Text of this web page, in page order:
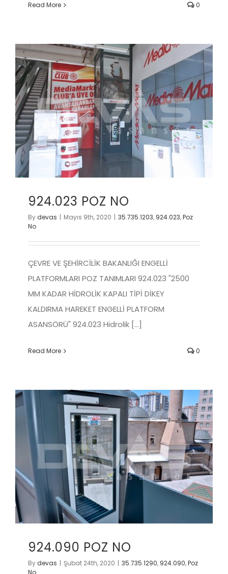
Read More 0
924.023 POZ NO
Bydevas | Mayıs 9th, 2020 | 35.735.1203, 924.023,Poz
No
ÇEVRE VE ŞEHİRCİLİK BAKANLIĞI ENGELLİ
PLATFORMLARI POZ TANIMLARI 924.023 "2500
MM KADAR HİDROLİK KAPALI TİPİ DİKEY
KALDIRMA HAREKET ENGELLİ PLATFORM
ASANSÖRÜ" 924.023 Hidrolik [...]
Read More 0
924.090 POZ NO
Bydevas | Şubat 24th, 2020 | 35.735.1290, 924.090,Poz